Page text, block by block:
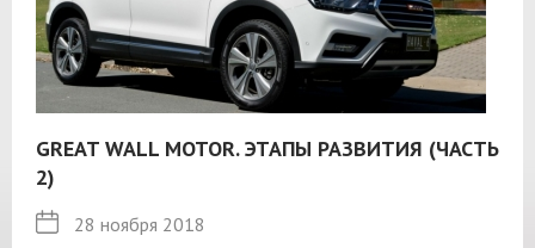
GREAT WALL MOTOR. ЭТАПЫ РАЗВИТИЯ (ЧАСТЬ
2)
28 ноября 2018